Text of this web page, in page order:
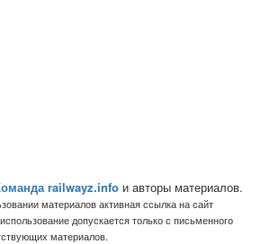
railwayz.info и авторы материалов.
материалов активная ссылка на сайт
допускается только с письменного
материалов.